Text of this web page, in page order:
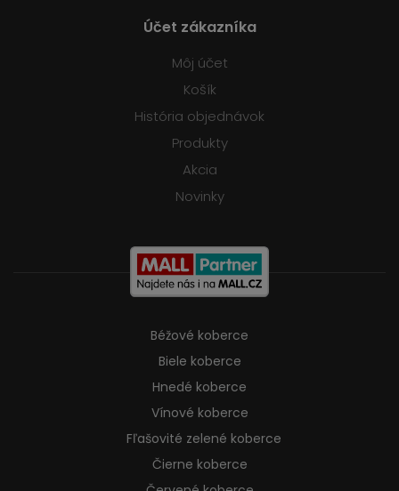
Účet zákazníka
Môj účet
Košík
História objednávok
Produkty
Akcia
Novinky
Béžové koberce
Biele koberce
Hnedé koberce
Vínové koberce
Fľašovité zelené koberce
Čierne koberce